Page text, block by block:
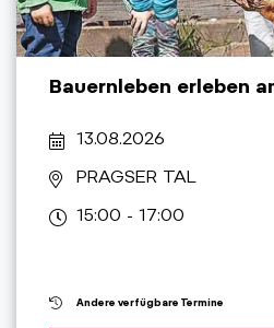
Bauernleben erleben
13.08.2026
PRAGSER TAL
15:00 - 17:00
Andere verfügbare Termine